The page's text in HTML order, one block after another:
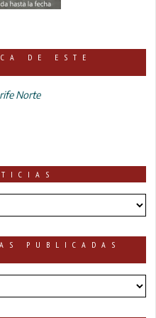
DE ESTE
Norte
PUBLICADAS